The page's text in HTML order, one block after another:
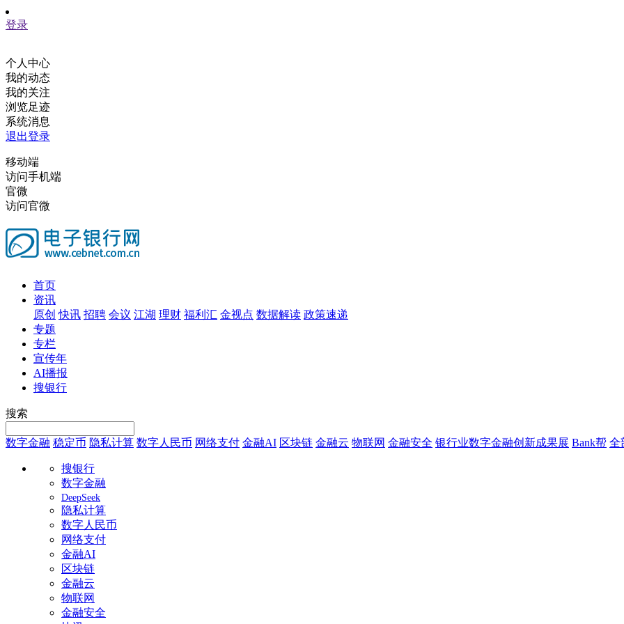
登录
个人中心
我的动态
我的关注
浏览足迹
系统消息
退出登录
移动端
访问手机端
官微
访问官微
首页
资讯
原创 快讯 招聘 会议 江湖 理财 福利汇 金视点 数据解读 政策速递
专题
专栏
宣传年
AI播报
搜银行
搜索
数字金融 稳定币 隐私计算 数字人民币 网络支付 金融AI 区块链 金融云 物联网 金融安全 银行业数字金融创新成果展 Bank帮 全
搜银行
数字金融
DeepSeek
隐私计算
数字人民币
网络支付
金融AI
区块链
金融云
物联网
金融安全